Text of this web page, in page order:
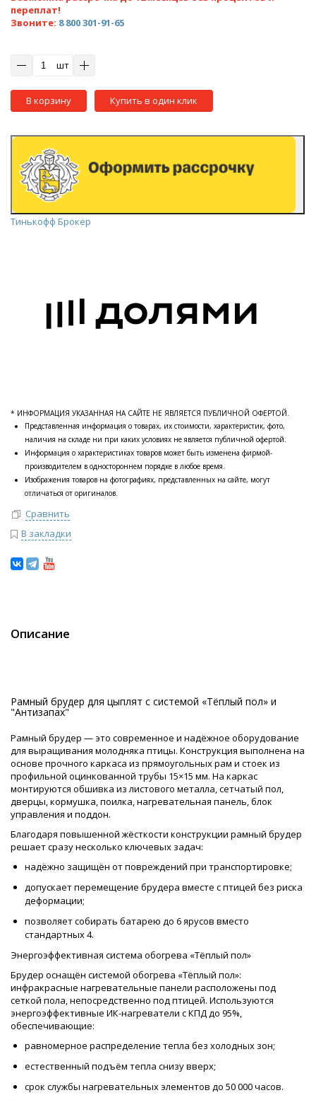
переплат!
Звоните: 8 800 301-91-65
шт
В корзину Купить в один клик
Тинькофф Брокер
* ИНФОРМАЦИЯ УКАЗАННАЯ НА САЙТЕ НЕ ЯВЛЯЕТСЯ ПУБЛИЧНОЙ ОФЕРТОЙ.
Представленная информация о товарах, их стоимости, характеристик, фото,
наличия на складе ни при каких условиях не является публичной офертой.
Информация о характеристиках товаров может быть изменена фирмой-
производителем в одностороннем порядке в любое время.
Изображения товаров на фотографиях, представленных на сайте, могут
отличаться от оригиналов.
Сравнить
В закладки
Описание
Рамный брудер для цыплят с системой «Тёплый пол» и
"Антизапах"
Рамный брудер — это современное и надёжное оборудование
для выращивания молодняка птицы. Конструкция выполнена на
основе прочного каркаса из прямоугольных рам и стоек из
профильной оцинкованной трубы 15×15 мм. На каркас
монтируются обшивка из листового металла, сетчатый пол,
дверцы, кормушка, поилка, нагревательная панель, блок
управления и поддон.
Благодаря повышенной жёсткости конструкции рамный брудер
решает сразу несколько ключевых задач:
надёжно защищён от повреждений при транспортировке;
допускает перемещение брудера вместе с птицей без риска
деформации;
позволяет собирать батарею до 6 ярусов вместо
стандартных 4.
Энергоэффективная система обогрева «Тёплый пол»
Брудер оснащён системой обогрева «Тёплый пол»:
инфракрасные нагревательные панели расположены под
сеткой пола, непосредственно под птицей. Используются
энергоэффективные ИК-нагреватели с КПД до 95%,
обеспечивающие:
равномерное распределение тепла без холодных зон;
естественный подъём тепла снизу вверх;
срок службы нагревательных элементов до 50 000 часов.